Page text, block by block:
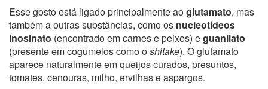
Esse gosto está ligado principalmente aoglutamato, mas
também a outras substâncias, como os nucleotídeos
inosinato (encontrado em carnes e peixes) eguanilato
(presente em cogumelos como oshitake). O glutamato
aparece naturalmente em queijos curados, presuntos,
tomates, cenouras, milho, ervilhas e aspargos.